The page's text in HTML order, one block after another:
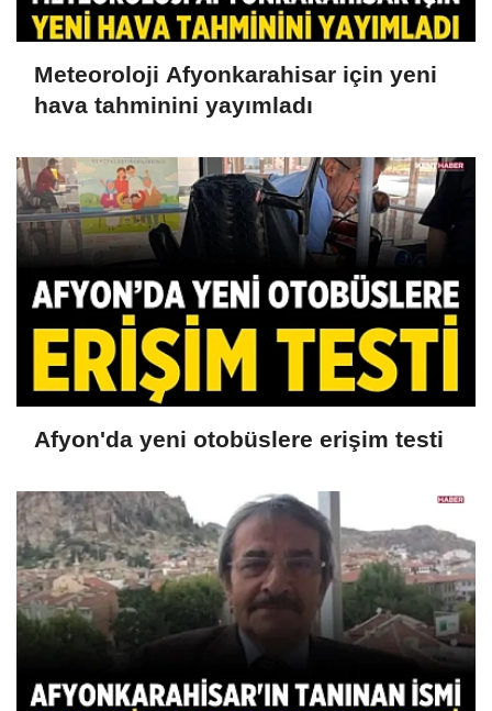
Meteoroloji Afyonkarahisar için yeni
hava tahminini yayımladı
Afyon'da yeni otobüslere erişim testi